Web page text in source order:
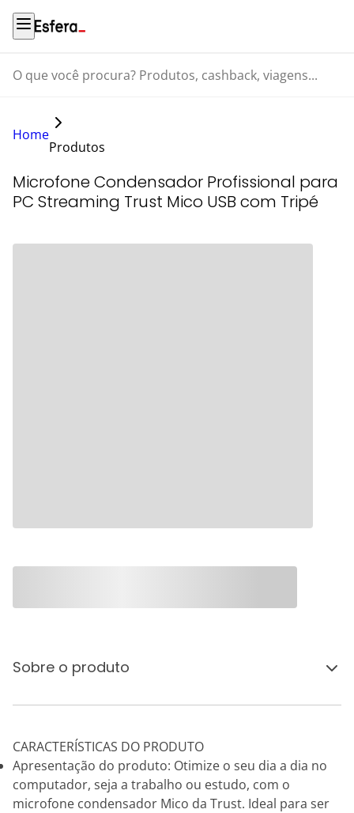
O que você procura? Produtos, cashback, viagens...
Home
Produtos
Microfone Condensador Profissional para
PC Streaming Trust Mico USB com Tripé
Sobre o produto
CARACTERÍSTICAS DO PRODUTO
Apresentação do produto: Otimize o seu dia a dia no
computador, seja a trabalho ou estudo, com o
microfone condensador Mico da Trust. Ideal para ser